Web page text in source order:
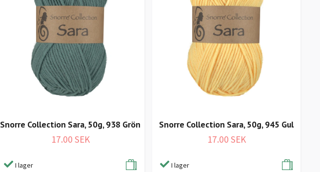
Snorre Collection Sara, 50g, 938 Grön
17.00 SEK
I lager
Snorre Collection Sara, 50g, 945 Gul
17.00 SEK
I lager